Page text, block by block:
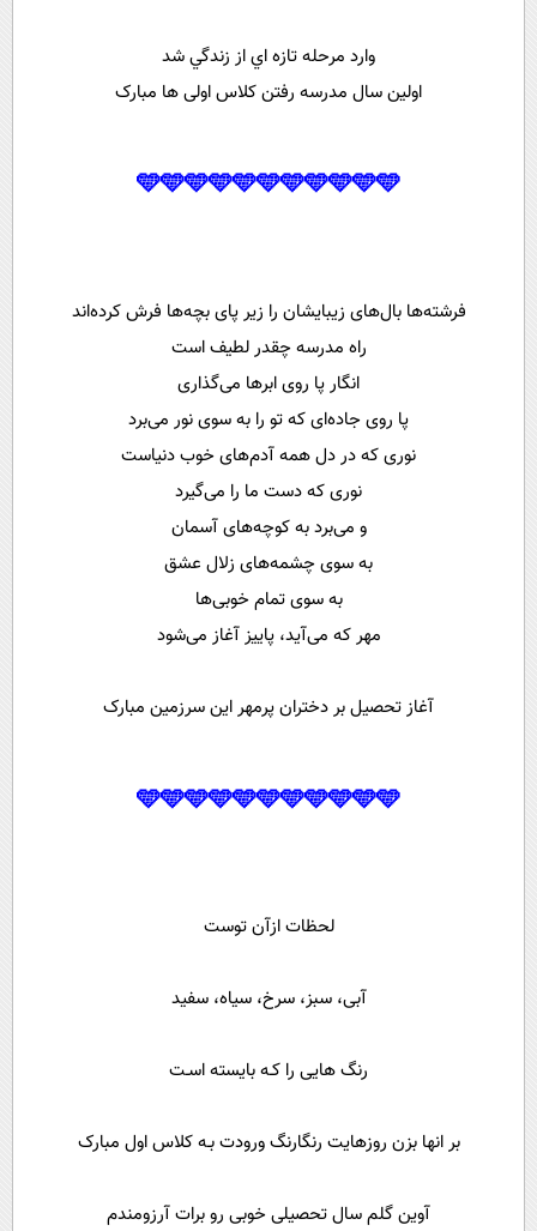
وارد مرحله تازه اي از زندگي شد
اولین سال مدرسه رفتن کلاس اولی ها مبارک
🩵🩵🩵🩵🩵🩵🩵🩵🩵🩵🩵
فرشته‌ها بال‌های زیبایشان را زیر پای بچه‌ها فرش کرده‌اند
راه مدرسه چقدر لطیف است
انگار پا روی ابر‌ها می‌گذاری
پا روی جاده‌ای که تو را به سوی نور می‌برد
نوری که در دل همه آدم‌های خوب دنیاست
نوری که دست ما را می‌گیرد
و می‌برد به کوچه‌های آسمان
به سوی چشمه‌های زلال عشق
به سوی تمام خوبی‌ها
مهر که می‌آید، پاییز آغاز می‌شود
آغاز تحصیل بر دختران پرمهر این سرزمین مبارک
🩵🩵🩵🩵🩵🩵🩵🩵🩵🩵🩵
لحظات ازآن توست
آبی، سبز، سرخ، سیاه، سفید
رنگ هایی را کـه بایسته اسـت
بر انها بزن روزهایت رنگارنگ ورودت بـه کلاس اول مبارک
آوین گلم سال تحصیلی خوبی رو برات آرزومندم